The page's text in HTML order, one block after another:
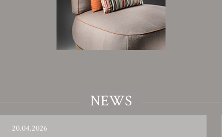
NEWS